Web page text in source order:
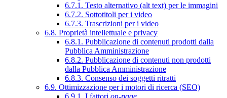
6.7.1. Testo alternativo (alt text) per le immagini
6.7.2. Sottotitoli per i video
6.7.3. Trascrizioni per i video
6.8. Proprietà intellettuale e privacy
6.8.1. Pubblicazione di contenuti prodotti dalla
Pubblica Amministrazione
6.8.2. Pubblicazione di contenuti non prodotti
dalla Pubblica Amministrazione
6.8.3. Consenso dei soggetti ritratti
6.9. Ottimizzazione per i motori di ricerca (SEO)
6.9.1. I fattori on-page